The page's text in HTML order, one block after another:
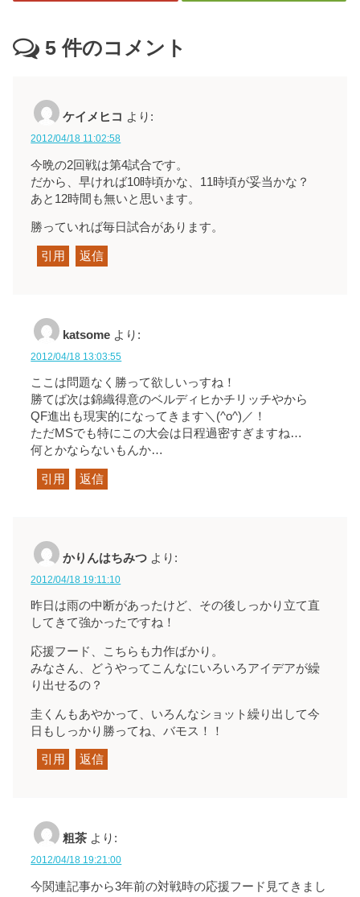
5 件のコメント
ケイメヒコ より:
2012/04/18 11:02:58
今晩の2回戦は第4試合です。
だから、早ければ10時頃かな、11時頃が妥当かな？
あと12時間も無いと思います。
勝っていれば毎日試合があります。
引用 返信
katsome より:
2012/04/18 13:03:55
ここは問題なく勝って欲しいっすね！
勝てば次は錦織得意のベルディヒかチリッチやから
QF進出も現実的になってきます＼(^o^)／！
ただMSでも特にこの大会は日程過密すぎますね…
何とかならないもんか…
引用 返信
かりんはちみつ より:
2012/04/18 19:11:10
昨日は雨の中断があったけど、その後しっかり立て直
してきて強かったですね！
応援フード、こちらも力作ばかり。
みなさん、どうやってこんなにいろいろアイデアが繰
り出せるの？
圭くんもあやかって、いろんなショット繰り出して今
日もしっかり勝ってね、バモス！！
引用 返信
粗茶 より:
2012/04/18 19:21:00
今関連記事から3年前の対戦時の応援フード見てきまし